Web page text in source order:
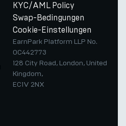
KYC/AML Policy
Swap-Bedingungen
Cookie-Einstellungen
EarnPark Platform LLP No.
OC442773
128 City Road, London, United
Kingdom,
EC1V 2NX